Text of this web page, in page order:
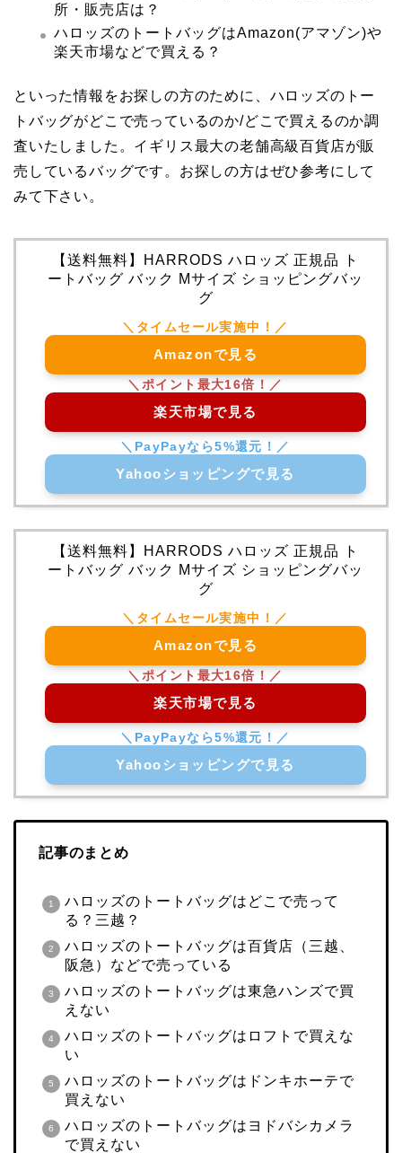
所・販売店は？
ハロッズのトートバッグはAmazon(アマゾン)や
楽天市場などで買える？
といった情報をお探しの方のために、ハロッズのトー
トバッグがどこで売っているのか/どこで買えるのか調
査いたしました。イギリス最大の老舗高級百貨店が販
売しているバッグです。お探しの方はぜひ参考にして
みて下さい。
【送料無料】HARRODS ハロッズ 正規品 ト
ートバッグ バック Mサイズ ショッピングバッ
グ
Amazonで見る
楽天市場で見る
Yahooショッピングで見る
【送料無料】HARRODS ハロッズ 正規品 ト
ートバッグ バック Mサイズ ショッピングバッ
グ
Amazonで見る
楽天市場で見る
Yahooショッピングで見る
記事のまとめ
ハロッズのトートバッグはどこで売って
る？三越？
ハロッズのトートバッグは百貨店（三越、
阪急）などで売っている
ハロッズのトートバッグは東急ハンズで買
えない
ハロッズのトートバッグはロフトで買えな
い
ハロッズのトートバッグはドンキホーテで
買えない
ハロッズのトートバッグはヨドバシカメラ
で買えない